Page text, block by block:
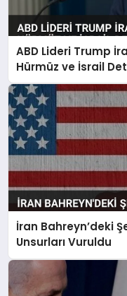
ABD Lideri Trump
Hürmüz ve İsrail
İran Bahreyn’deki
Unsurları Vuruldu